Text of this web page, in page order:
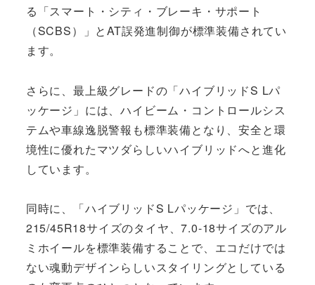
る「スマート・シティ・ブレーキ・サポート
（SCBS）」とAT誤発進制御が標準装備されてい
ます。
さらに、最上級グレードの「ハイブリッドS Lパ
ッケージ」には、ハイビーム・コントロールシス
テムや車線逸脱警報も標準装備となり、安全と環
境性に優れたマツダらしいハイブリッドへと進化
しています。
同時に、「ハイブリッドS Lパッケージ」では、
215/45R18サイズのタイヤ、7.0-18サイズのアル
ミホイールを標準装備することで、エコだけでは
ない魂動デザインらしいスタイリングとしている